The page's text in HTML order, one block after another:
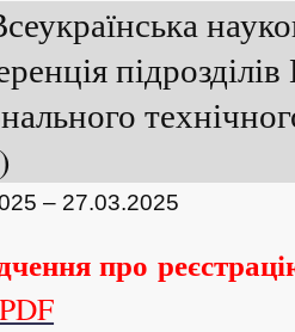
– 27.03.2025
про
PDF